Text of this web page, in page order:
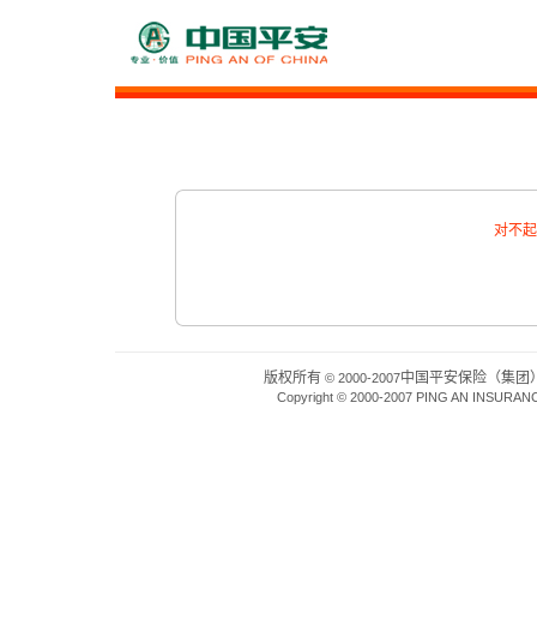
对不
版权所有 © 2000-2007中国平安保险（集团
Copyright © 2000-2007 PING AN